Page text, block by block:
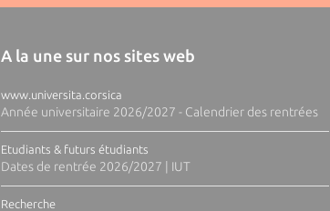
A la une sur nos sites web
www.universita.corsica
Année universitaire 2026/2027 - Calendrier des rentrées
Etudiants & futurs étudiants
Dates de rentrée 2026/2027 | IUT
Recherche